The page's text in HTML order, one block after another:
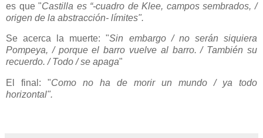
es que "Castilla es “-cuadro de Klee, campos sembrados, /
origen de la abstracción- límites".
Se acerca la muerte: "Sin embargo / no serán siquiera
Pompeya, / porque el barro vuelve al barro. / También su
recuerdo. / Todo / se apaga"
El final: "Como no ha de morir un mundo / ya todo
horizontal".